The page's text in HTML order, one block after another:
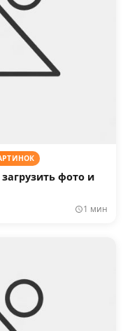
фото и
1 мин